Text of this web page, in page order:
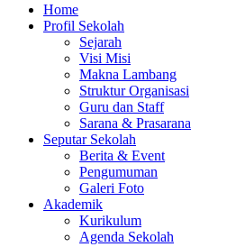
Home
Profil Sekolah
Sejarah
Visi Misi
Makna Lambang
Struktur Organisasi
Guru dan Staff
Sarana & Prasarana
Seputar Sekolah
Berita & Event
Pengumuman
Galeri Foto
Akademik
Kurikulum
Agenda Sekolah